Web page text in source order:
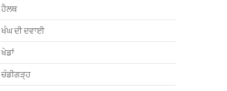
ਹੈਲਥ
ਖੰਘ ਦੀ ਦਵਾਈ
ਖੇਡਾਂ
ਚੰਡੀਗੜ੍ਹ